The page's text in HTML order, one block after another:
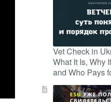
Vet Check in
What It Is, Why
and Who Pays